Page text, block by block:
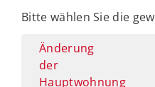
Bitte wählen Sie die
Änderung
der
Hauptwohnung